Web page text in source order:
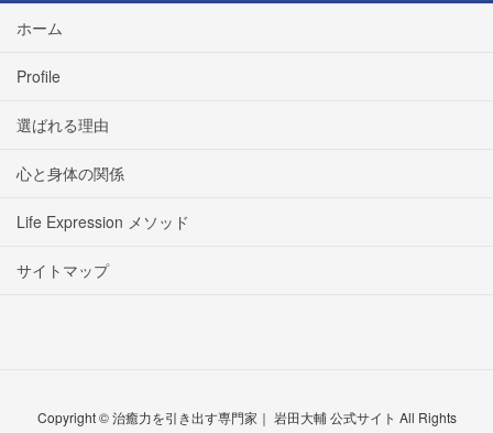
ホーム
Profile
選ばれる理由
心と身体の関係
Life Expression メソッド
サイトマップ
Copyright © 治癒力を引き出す専門家｜ 岩田大輔 公式サイト All Rights